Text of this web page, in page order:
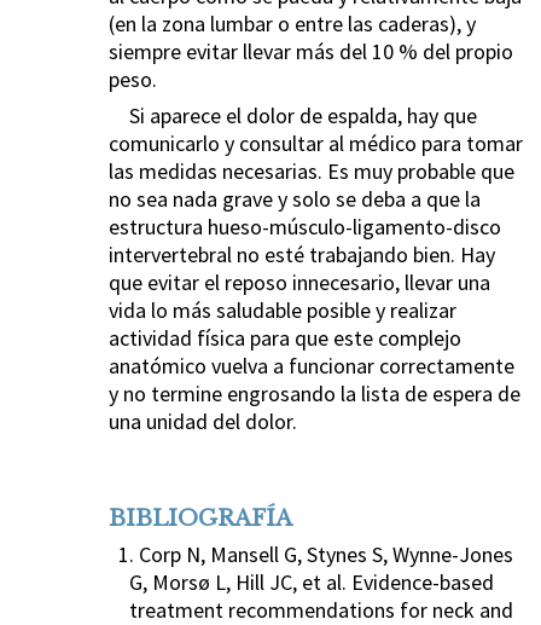
(en la zona lumbar o entre las caderas), y
siempre evitar llevar más del 10 % del propio
peso.
Si aparece el dolor de espalda, hay que
comunicarlo y consultar al médico para tomar
las medidas necesarias. Es muy probable que
no sea nada grave y solo se deba a que la
estructura hueso-músculo-ligamento-disco
intervertebral no esté trabajando bien. Hay
que evitar el reposo innecesario, llevar una
vida lo más saludable posible y realizar
actividad física para que este complejo
anatómico vuelva a funcionar correctamente
y no termine engrosando la lista de espera de
una unidad del dolor.
BIBLIOGRAFÍA
1. Corp N, Mansell G, Stynes S, Wynne-Jones
G, Morsø L, Hill JC, et al. Evidence-based
treatment recommendations for neck and